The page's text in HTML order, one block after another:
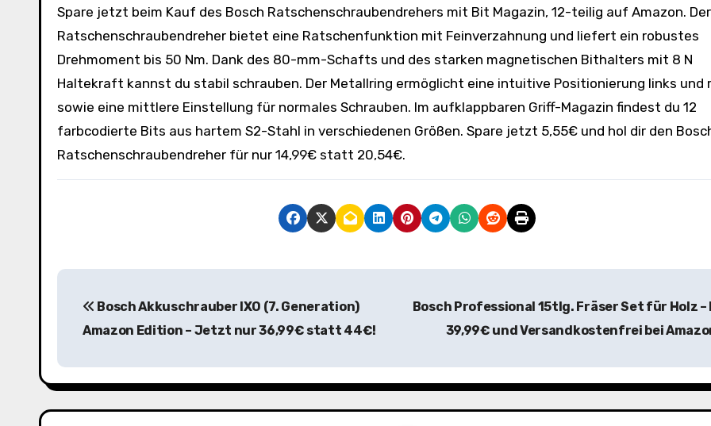
Spare jetzt beim Kauf des Bosch Ratschenschraubendrehers mit Bit Magazin, 12-teilig auf Amazon. Der
Ratschenschraubendreher bietet eine Ratschenfunktion mit Feinverzahnung und liefert ein robustes
Drehmoment bis 50 Nm. Dank des 80-mm-Schafts und des starken magnetischen Bithalters mit 8 N
Haltekraft kannst du stabil schrauben. Der Metallring ermöglicht eine intuitive Positionierung links und
sowie eine mittlere Einstellung für normales Schrauben. Im aufklappbaren Griff-Magazin findest du 12
farbcodierte Bits aus hartem S2-Stahl in verschiedenen Größen. Spare jetzt 5,55€ und hol dir den
Ratschenschraubendreher für nur 14,99€ statt 20,54€.
B
t
r
Bosch Akkuschrauber IXO (7. Generation)
Amazon Edition – Jetzt nur 36,99€ statt 44€!
Bosch Professional 15tlg. Fräser Set für Holz –
39,99€ und Versandkostenfrei bei